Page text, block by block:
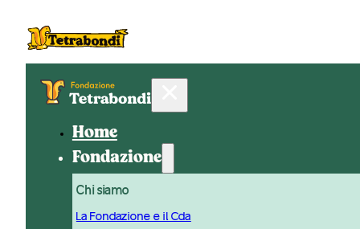
Home
Fondazione
Chi siamo
La Fondazione e il Cda